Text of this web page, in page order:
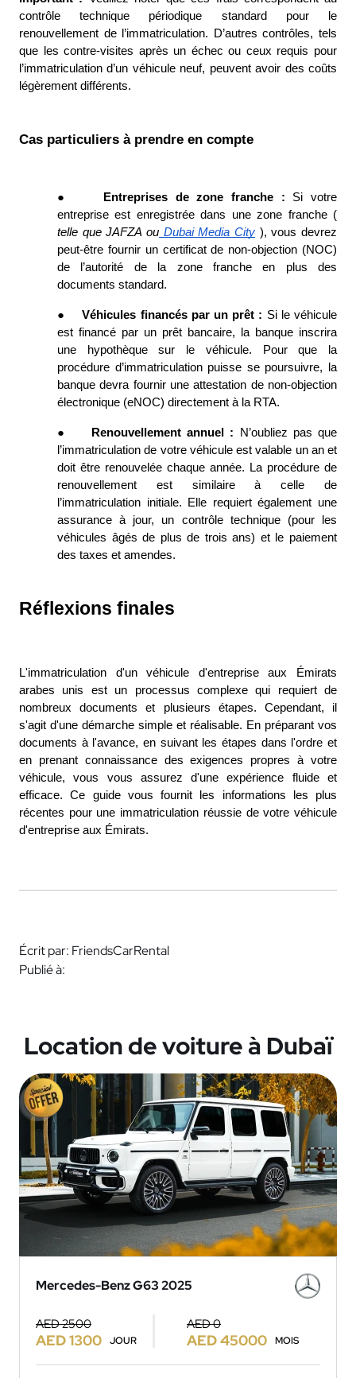
contrôle technique périodique standard pour le
renouvellement de l’immatriculation. D’autres contrôles, tels
que les contre-visites après un échec ou ceux requis pour
l’immatriculation d’un véhicule neuf, peuvent avoir des coûts
légèrement différents.
Cas particuliers à prendre en compte
● Entreprises de zone franche : Si votre
telle que JAFZA ou Dubai Media City ), vous devrez
peut-être fournir un certificat de non-objection (NOC)
de l’autorité de la zone franche en plus des
documents standard.
● Véhicules financés par un prêt : Si le véhicule
est financé par un prêt bancaire, la banque inscrira
une hypothèque sur le véhicule. Pour que la
procédure d’immatriculation puisse se poursuivre, la
banque devra fournir une attestation de non-objection
électronique (eNOC) directement à la RTA.
● Renouvellement annuel :
N’oubliez pas que
l’immatriculation de votre véhicule est valable un an et
doit être renouvelée chaque année. La procédure de
renouvellement est similaire à celle de
l’immatriculation initiale. Elle requiert également une
assurance à jour, un contrôle technique (pour les
véhicules âgés de plus de trois ans) et le paiement
des taxes et amendes.
Réflexions finales
L'immatriculation d'un véhicule d'entreprise aux Émirats
arabes unis est un processus complexe qui requiert de
nombreux documents et plusieurs étapes. Cependant, il
s'agit d'une démarche simple et réalisable. En préparant vos
documents à l'avance, en suivant les étapes dans l'ordre et
en prenant connaissance des exigences propres à votre
véhicule, vous vous assurez d'une expérience fluide et
efficace. Ce guide vous fournit les informations les plus
récentes pour une immatriculation réussie de votre véhicule
d'entreprise aux Émirats.
Écrit par: FriendsCarRental
Publié à:
Location de voiture à Dubaï
Mercedes-Benz G63 2025
AED 2500
AED 1300 JOUR
AED 0
AED 45000 MOIS